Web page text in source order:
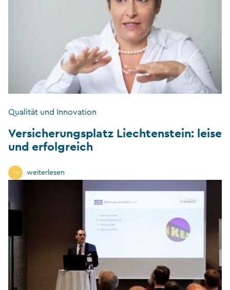
Qualität und Innovation
Versicherungsplatz Liechtenstein: leise
und erfolgreich
weiterlesen